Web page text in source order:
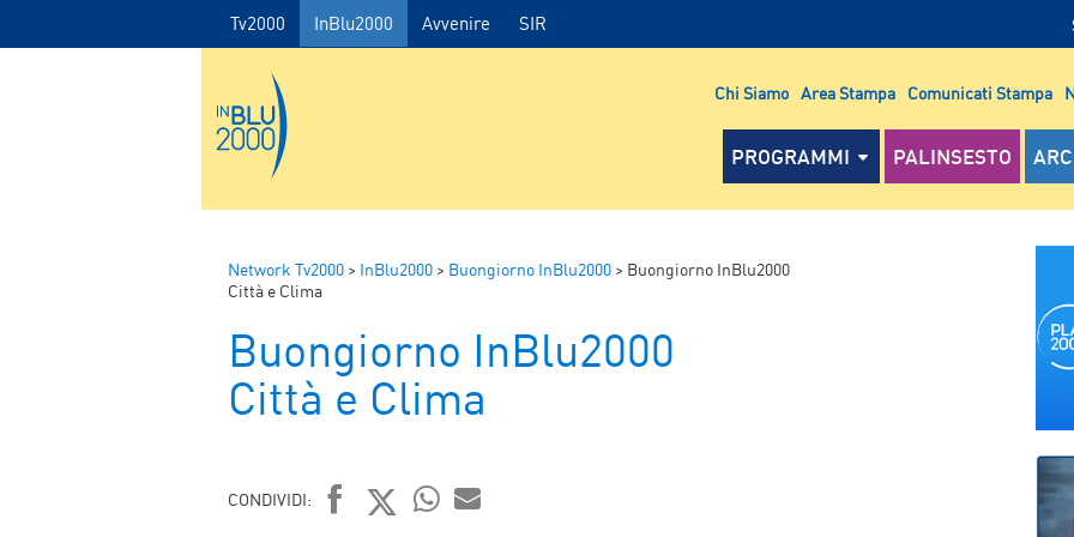
Tv2000 InBlu2000 Avvenire SIR
Chi Siamo Area Stampa Comunicati Stampa
PROGRAMMI PALINSESTO
Network Tv2000 > InBlu2000 > Buongiorno InBlu2000 > Buongiorno InBlu2000
Città e Clima
Buongiorno InBlu2000
Città e Clima
CONDIVIDI: